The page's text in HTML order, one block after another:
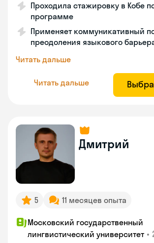
Проходила стажировку в Кобе
программе
Применяет коммуникативный
преодоления языкового
Читать дальше
Читать дальше
Дмитрий
5 11 месяцев опыта
Московский государственный
лингвистический университет •